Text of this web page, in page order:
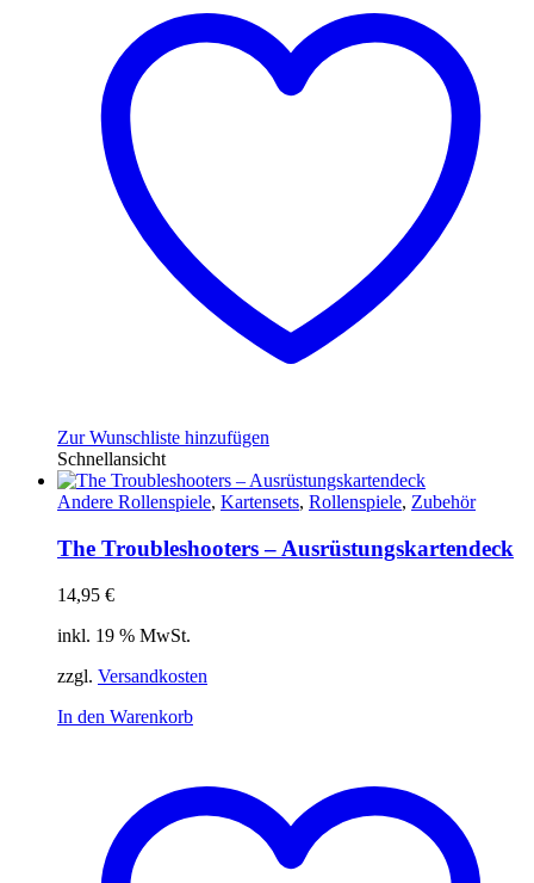
Zur Wunschliste hinzufügen
Schnellansicht
Andere Rollenspiele, Kartensets, Rollenspiele, Zubehör
The Troubleshooters – Ausrüstungskartendeck
14,95 €
inkl. 19 % MwSt.
zzgl. Versandkosten
In den Warenkorb